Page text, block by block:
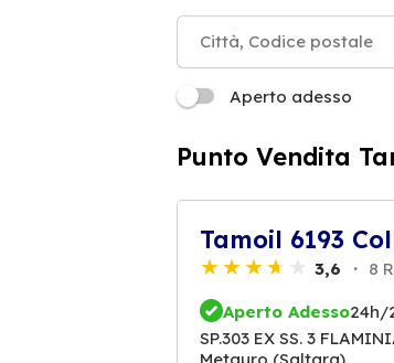
Aperto adesso
Punto Vendita
Tamoil 6193
3,6 8
Aperto Adesso24h/
SP.303 EX SS. 3